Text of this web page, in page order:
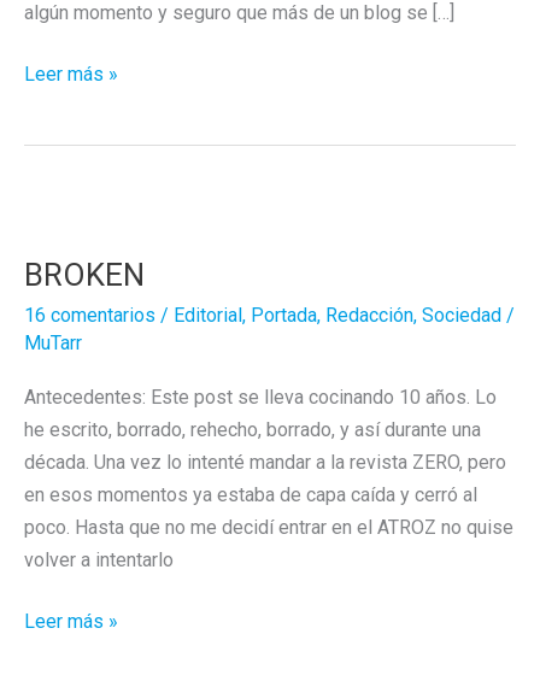
algún momento y seguro que más de un blog se […]
Colecciones
Leer más »
BROKEN
16 comentarios / Editorial , Portada, Redacción, Sociedad /
MuTarr
Antecedentes: Este post se lleva cocinando 10 años. Lo
he escrito, borrado, rehecho, borrado, y así durante una
década. Una vez lo intenté mandar a la revista ZERO, pero
en esos momentos ya estaba de capa caída y cerró al
poco. Hasta que no me decidí entrar en el ATROZ no quise
volver a intentarlo
BROKEN
Leer más »